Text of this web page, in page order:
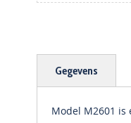
begin
de
gallerij
Gegevens
Model M2601 is